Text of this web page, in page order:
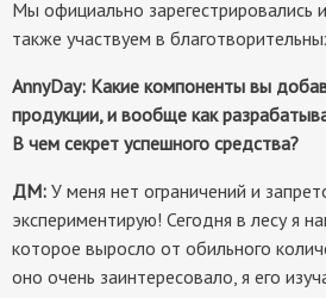
Мы официально зарегестрировались
также участвуем в
AnnyDay: Какие компоненты вы
продукции, и вообще как
В чем секрет успешного средства?
ДМ: У меня нет ограничений и
экспериментирую! Сегодня в лесу я
которое выросло от обильного
оно очень заинтересовало, я его